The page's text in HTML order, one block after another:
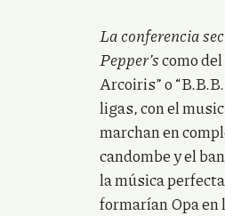
La conferencia
Pepper’scomo
Arcoiris” o
ligas, con el
marchan en
candombe y el
la música
formarían Opa en